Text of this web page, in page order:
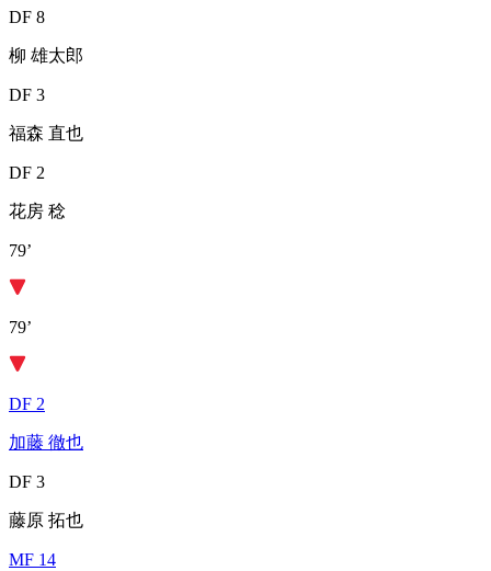
DF 8
柳 雄太郎
DF 3
福森 直也
DF 2
花房 稔
79’
79’
DF 2
加藤 徹也
DF 3
藤原 拓也
MF 14